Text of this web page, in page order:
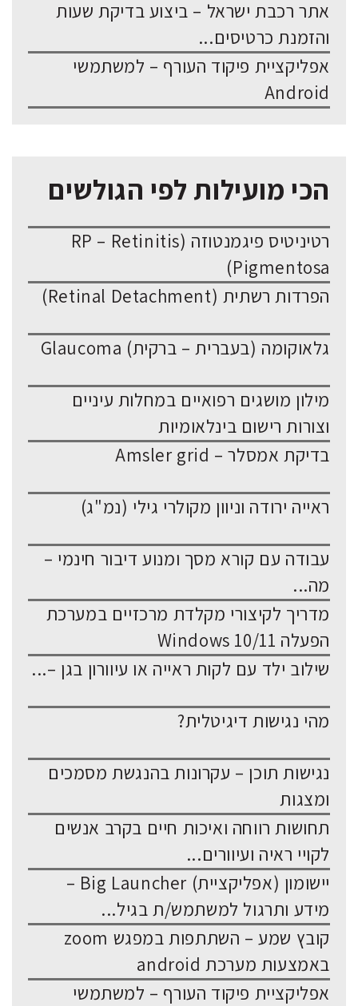
אתר רכבת ישראל – ביצוע בדיקת שעות
והזמנת כרטיסים...
אפליקציית פיקוד העורף – למשתמשי
Android
הכי מועילות לפי הגולשים
רטיניטיס פיגמנטוזה (RP – Retinitis
Pigmentosa)
הפרדות רשתית (Retinal Detachment)
גלאוקומה (בעברית – ברקית) Glaucoma
מילון מושגים רפואיים במחלות עיניים
וצורות רישום בינלאומיות
בדיקת אמסלר – Amsler grid
ראייה ירודה וניוון מקולרי גילי (נמ"ג)
עבודה עם קורא מסך ומנוע דיבור חינמי –
מה...
מדריך לקיצורי מקלדת מרכזיים במערכת
הפעלה Windows 10/11
שילוב ילד עם לקות ראייה או עיוורון בגן –...
מהי נגישות דיגיטלית?
נגישות תוכן – עקרונות בהנגשת מסמכים
ומצגות
תחושות רווחה ואיכות חיים בקרב אנשים
לקויי ראיה ועיוורים...
יישומון (אפליקציית) Big Launcher –
מידע ותרגול למשתמש/ת בגיל...
קובץ שמע – השתתפות במפגש zoom
באמצעות מערכת android
אפליקציית פיקוד העורף – למשתמשי